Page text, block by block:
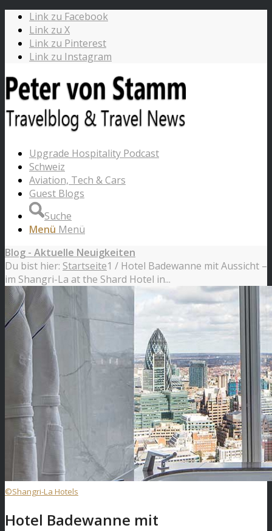
Link zu Facebook
Link zu X
Link zu Pinterest
Link zu Instagram
Upgrade Hospitality Podcast
Schweiz
Aviation, Tech & Cars
Guest Blogs
Suche
Menü Menü
Blog - Aktuelle Neuigkeiten
Du bist hier: Startseite1 / Hotel Badewanne mit Aussicht –
im Shangri-La at the Shard Hotel in...
©Shangri-La Hotels
Hotel Badewanne mit